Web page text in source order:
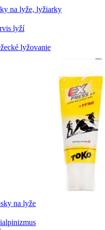
na lyže, lyžiarky
lyží
lyžovanie
na lyže